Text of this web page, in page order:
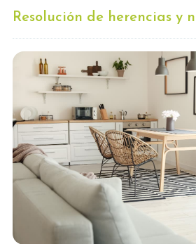
Resolución de herencias y